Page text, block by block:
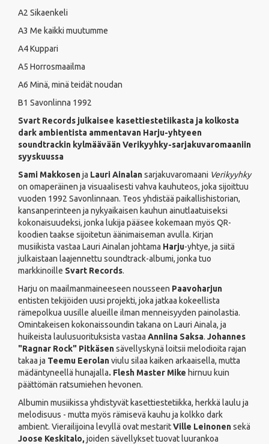
A2 Sikaenkeli
A3 Me kaikki muutumme
A4 Kuppari
A5 Horrosmaailma
A6 Minä, minä teidät noudan
B1 Savonlinna 1992
Svart Records julkaisee kasettiestetiikasta ja kolkosta
dark ambientista ammentavan Harju-yhtyeen
soundtrackin kylmäävään Verikyyhky-sarjakuvaromaaniin
syyskuussa
Sami Makkosenja Lauri Ainalansarjakuvaromaani Verikyyhky
on omaperäinen ja visuaalisesti vahva kauhuteos, joka sijoittuu
vuoden 1992 Savonlinnaan. Teos yhdistää paikallishistorian,
kansanperinteen ja nykyaikaisen kauhun ainutlaatuiseksi
kokonaisuudeksi, jonka lukija pääsee kokemaan myös QR-
koodien taakse sijoitetun äänimaiseman avulla. Kirjan
musiikista vastaa Lauri Ainalan johtama Harju-yhtye, ja siitä
julkaistaan laajennettu soundtrack-albumi, jonka tuo
markkinoille Svart Records.
Harju on maailmanmaineeseen nousseen Paavoharjun
entisten tekijöiden uusi projekti, joka jatkaa kokeellista
rämepolkua uusille alueille ilman menneisyyden painolastia.
Omintakeisen kokonaissoundin takana on Lauri Ainala, ja
huikeista laulusuorituksista vastaa Anniina Saksa. Johannes
"Ragnar Rock" Pitkäsensävellyskynä loitsii melodioita rajan
takaa ja Teemu Eerolanviulu silaa kaiken arkaaisella, mutta
mädäntyneellä hunajalla. Flesh Master Mike hirnuu kuin
päättömän ratsumiehen hevonen.
Albumin musiikissa yhdistyvät kasettiestetiikka, herkkä laulu ja
melodisuus - mutta myös rämisevä kauhu ja kolkko dark
ambient. Vierailijoina levyllä ovat mestaritVille Leinonensekä
Joose Keskitalo, joiden sävellykset tuovat luurankoa